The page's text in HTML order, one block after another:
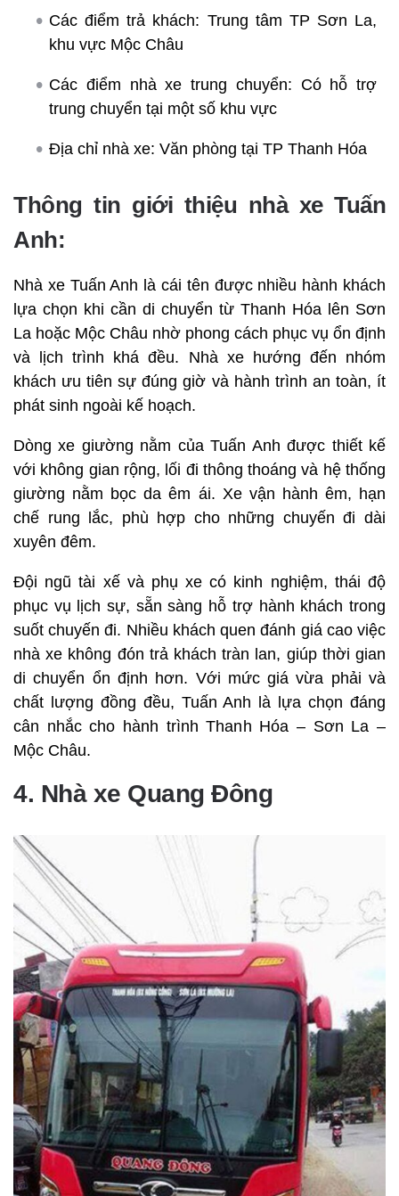
Các điểm trả khách: Trung tâm TP Sơn La,
khu vực Mộc Châu
Các điểm nhà xe trung chuyển: Có hỗ trợ
trung chuyển tại một số khu vực
Địa chỉ nhà xe: Văn phòng tại TP Thanh Hóa
Thông tin giới thiệu nhà xe Tuấn
Anh:
Nhà xe Tuấn Anh là cái tên được nhiều hành khách
lựa chọn khi cần di chuyển từ Thanh Hóa lên Sơn
La hoặc Mộc Châu nhờ phong cách phục vụ ổn định
và lịch trình khá đều. Nhà xe hướng đến nhóm
khách ưu tiên sự đúng giờ và hành trình an toàn, ít
phát sinh ngoài kế hoạch.
Dòng xe giường nằm của Tuấn Anh được thiết kế
với không gian rộng, lối đi thông thoáng và hệ thống
giường nằm bọc da êm ái. Xe vận hành êm, hạn
chế rung lắc, phù hợp cho những chuyến đi dài
xuyên đêm.
Đội ngũ tài xế và phụ xe có kinh nghiệm, thái độ
phục vụ lịch sự, sẵn sàng hỗ trợ hành khách trong
suốt chuyến đi. Nhiều khách quen đánh giá cao việc
nhà xe không đón trả khách tràn lan, giúp thời gian
di chuyển ổn định hơn. Với mức giá vừa phải và
chất lượng đồng đều, Tuấn Anh là lựa chọn đáng
cân nhắc cho hành trình Thanh Hóa – Sơn La –
Mộc Châu.
4. Nhà xe Quang Đông